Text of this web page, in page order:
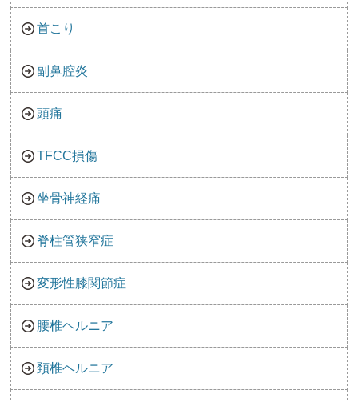
首こり
副鼻腔炎
頭痛
TFCC損傷
坐骨神経痛
脊柱管狭窄症
変形性膝関節症
腰椎ヘルニア
頚椎ヘルニア